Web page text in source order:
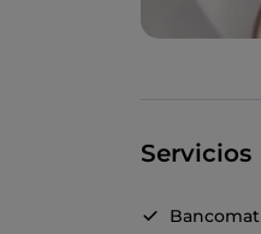
Servicios
Bancomat